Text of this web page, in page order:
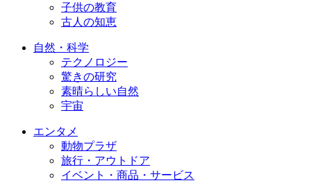
子供の教育
古人の知恵
自然・科学
テクノロジー
驚きの研究
素晴らしい自然
宇宙
エンタメ
動物プラザ
旅行・アウトドア
イベント・商品・サービス